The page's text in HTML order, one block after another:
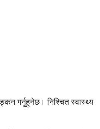
गर्नुहुनेछ। निश्चित स्वास्थ्य